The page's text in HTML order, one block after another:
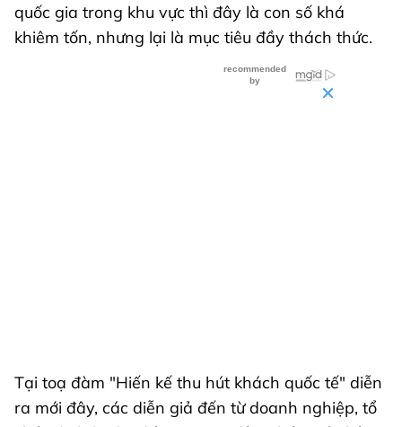
quốc gia trong khu vực thì đây là con số khá
khiêm tốn, nhưng lại là mục tiêu đầy thách thức.
Tại toạ đàm "Hiến kế thu hút khách quốc tế" diễn
ra mới đây, các diễn giả đến từ doanh nghiệp, tổ